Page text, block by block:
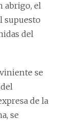
abrigo, el
supuesto
del
se
de la
se